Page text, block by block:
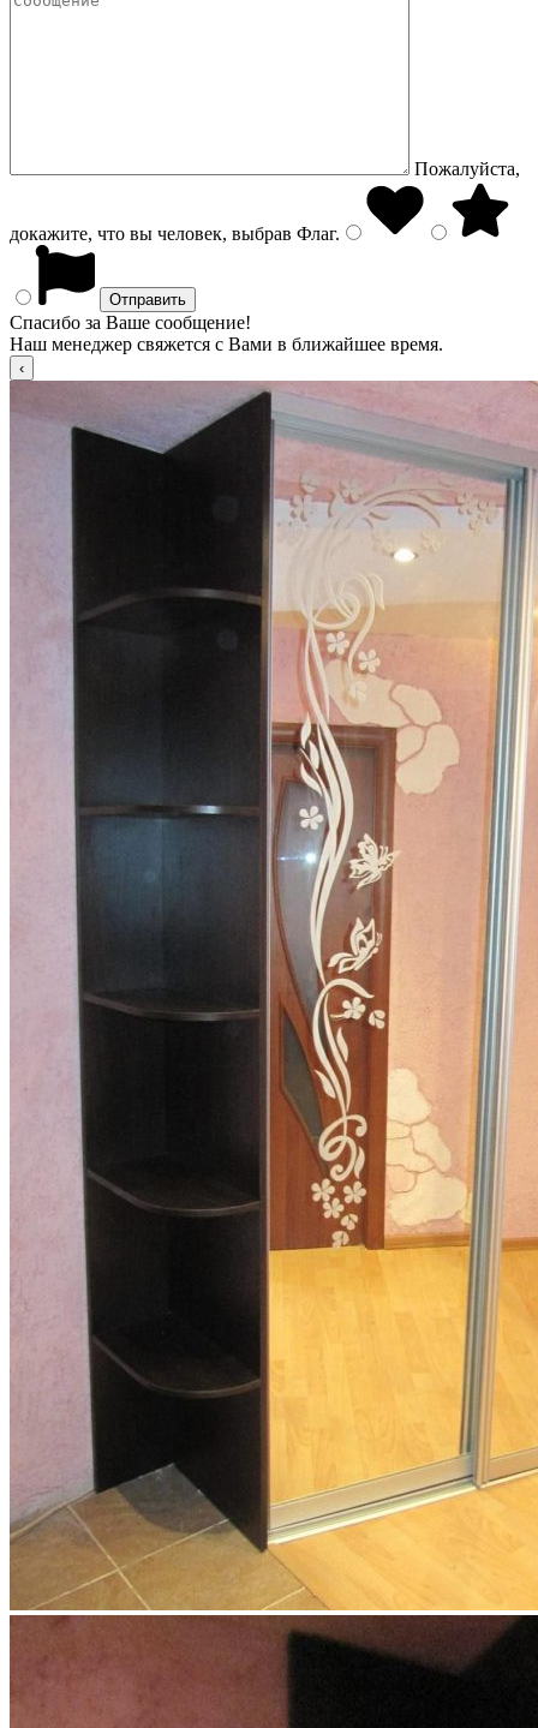
Пожалуйста,
докажите, что вы человек, выбрав Флаг.
Спасибо за Ваше сообщение!
Наш менеджер свяжется с Вами в ближайшее время.